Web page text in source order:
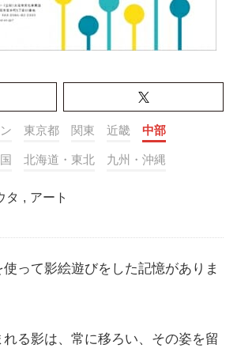
東京都 関東 近畿 中部
北海道・東北 九州・沖縄
タ , アート
って影絵遊びをした記憶がありま
る影は、常に移ろい、その姿を留